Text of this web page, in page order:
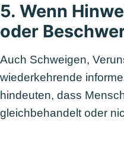
5. Wenn
oder
Auch Schweigen,
wiederkehrende
hindeuten, dass
gleichbehandelt oder